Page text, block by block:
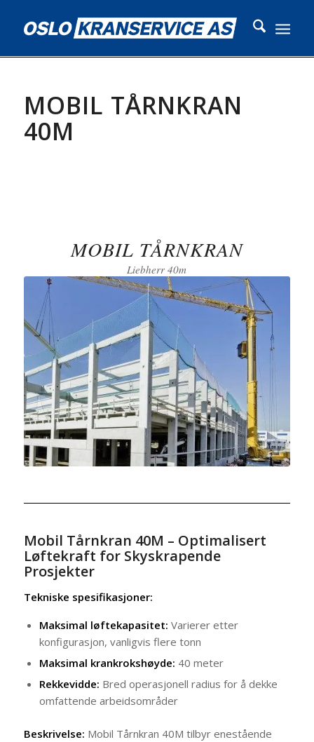
MOBIL TÅRNKRAN
40M
MOBIL TÅRNKRAN
Liebherr 40m
Mobil Tårnkran 40M – Optimalisert
Løftekraft for Skyskrapende
Prosjekter
Tekniske spesifikasjoner:
Maksimal løftekapasitet: Varierer etter
konfigurasjon, vanligvis flere tonn
Maksimal krankrokshøyde: 40 meter
Rekkevidde: Bred operasjonell radius for å dekke
omfattende arbeidsområder
Beskrivelse: Mobil Tårnkran 40M tilbyr enestående